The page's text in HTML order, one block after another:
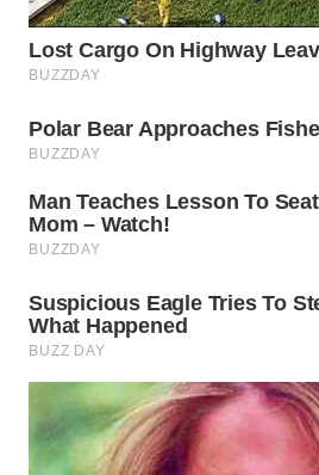
BEKASI
WN
WN
DEPOK
WN
UTARA
SAMOSIR